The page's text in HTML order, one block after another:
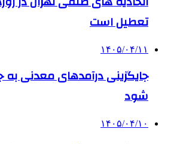
تعطیل است
۱۴۰۵/۰۴/۱۱
جایگزینی درآمدهای معدنی به
شود
۱۴۰۵/۰۴/۱۰